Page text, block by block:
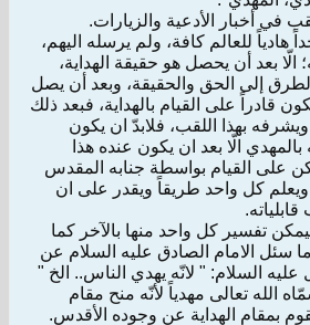
في أخبار الأدعية والزيارات.
هادياً للعالم كافة، ولم يرسله اليهم،
الّا بعد أن يحصل هو حقيقة الهداية،
إلى الحق والحقيقة، وبعد أن يصل
قادراً على القيام بالهداية، فبعد ذلك
ويشرفه بهذا اللقب، فلابدّ ان يكون
الّا بعد ان يكون عنده هذا
على القيام بواسطة جنابه المقدس
كل واحد طريقاً ويقدر على ان
تفسير كل واحد منها بالآخر كما
سئل الامام الصادق عليه السلام عن
عليه السلام: " لانّه يهدي الناس.. الخ "
الله تعالى مهدياً لأنّه منح مقام
بمقام الهداية عن وجوده الأقدس.